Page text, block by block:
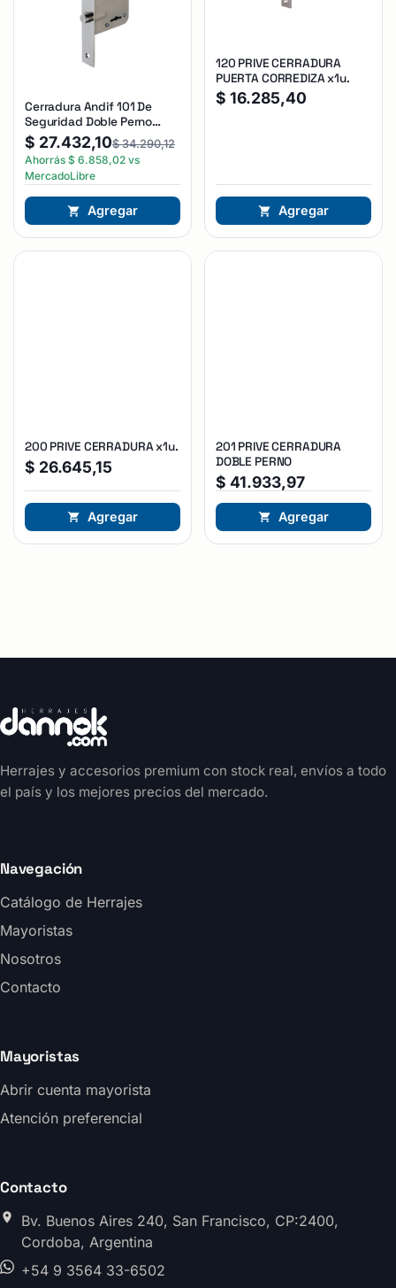
Cerradura Andif 101 De
Seguridad Doble Perno
Reforzada Plateado
$ 27.432,10$34.290,12
Ahorrás $ 6.858,02 vs
MercadoLibre
Agregar
120 PRIVE CERRADURA
PUERTA CORREDIZA x1u.
$ 16.285,40
Agregar
200 PRIVE CERRADURA x1u.
$ 26.645,15
Agregar
201 PRIVE CERRADURA
DOBLE PERNO
$ 41.933,97
Agregar
Herrajes y accesorios premium con stock real, envíos a todo
el país y los mejores precios del mercado.
Navegación
Catálogo de Herrajes
Mayoristas
Nosotros
Contacto
Mayoristas
Abrir cuenta mayorista
Atención preferencial
Contacto
Bv. Buenos Aires 240, San Francisco, CP:2400,
Cordoba, Argentina
+54 9 3564 33-6502